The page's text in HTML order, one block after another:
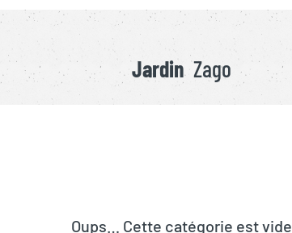
Jardin Zago
Oups… Cette catégorie est vide